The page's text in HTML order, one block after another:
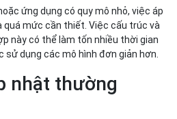
ứng dụng có quy mô nhỏ, việc áp
quá mức cần thiết. Việc cấu trúc và
này có thể làm tốn nhiều thời gian
sử dụng các mô hình đơn giản hơn.
nhật thường